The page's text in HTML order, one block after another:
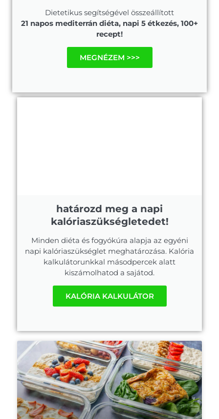
Dietetikus segítségével összeállított
21 napos mediterrán diéta, napi 5 étkezés, 100+
recept!
MEGNÉZEM >>>
határozd meg a napi
kalóriaszükségletedet!
Minden diéta és fogyókúra alapja az egyéni
napi kalóriaszükséglet meghatározása. Kalória
kalkulátorunkkal másodpercek alatt
kiszámolhatod a sajátod.
KALÓRIA KALKULÁTOR